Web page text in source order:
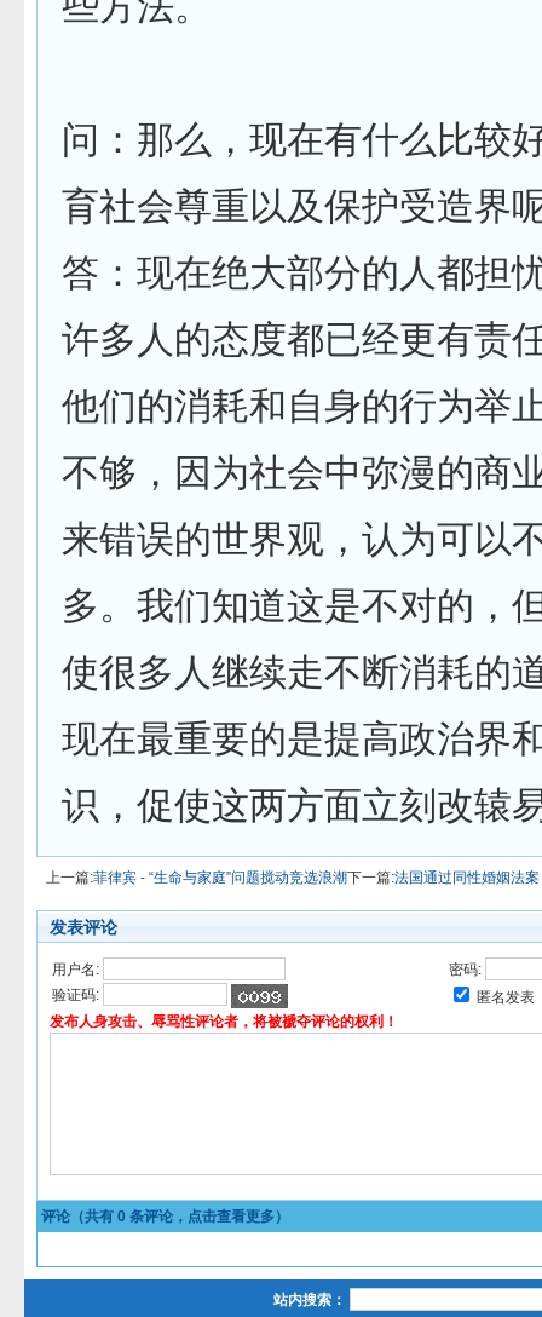
问：那么，现在有什么比较
育社会尊重以及保护受造界
答：现在绝大部分的人都担
许多人的态度都已经更有责
他们的消耗和自身的行为举
不够，因为社会中弥漫的商
来错误的世界观，认为可以
多。我们知道这是不对的，
使很多人继续走不断消耗的
现在最重要的是提高政治界
识，促使这两方面立刻改辕
上一篇:菲律宾 - “生命与家庭”问题搅动竞选浪潮下一篇:法国通过同性婚姻法
发表评论
用户名:
密码:
验证码:
匿名发表
发布人身攻击、辱骂性评论者，将被褫夺评论的权利！
评论（共有 0 条评论，点击查看更多）
站内搜索：